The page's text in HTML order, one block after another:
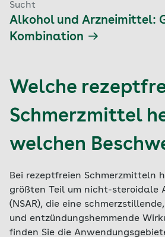
Sucht
Alkohol und Arzneimittel:
Kombination
Welche
Schmerzmittel
welchen
Bei rezeptfreien Schmerzmitteln
größten Teil um nicht-steroidale
(NSAR), die eine
und entzündungshemmende
finden Sie die